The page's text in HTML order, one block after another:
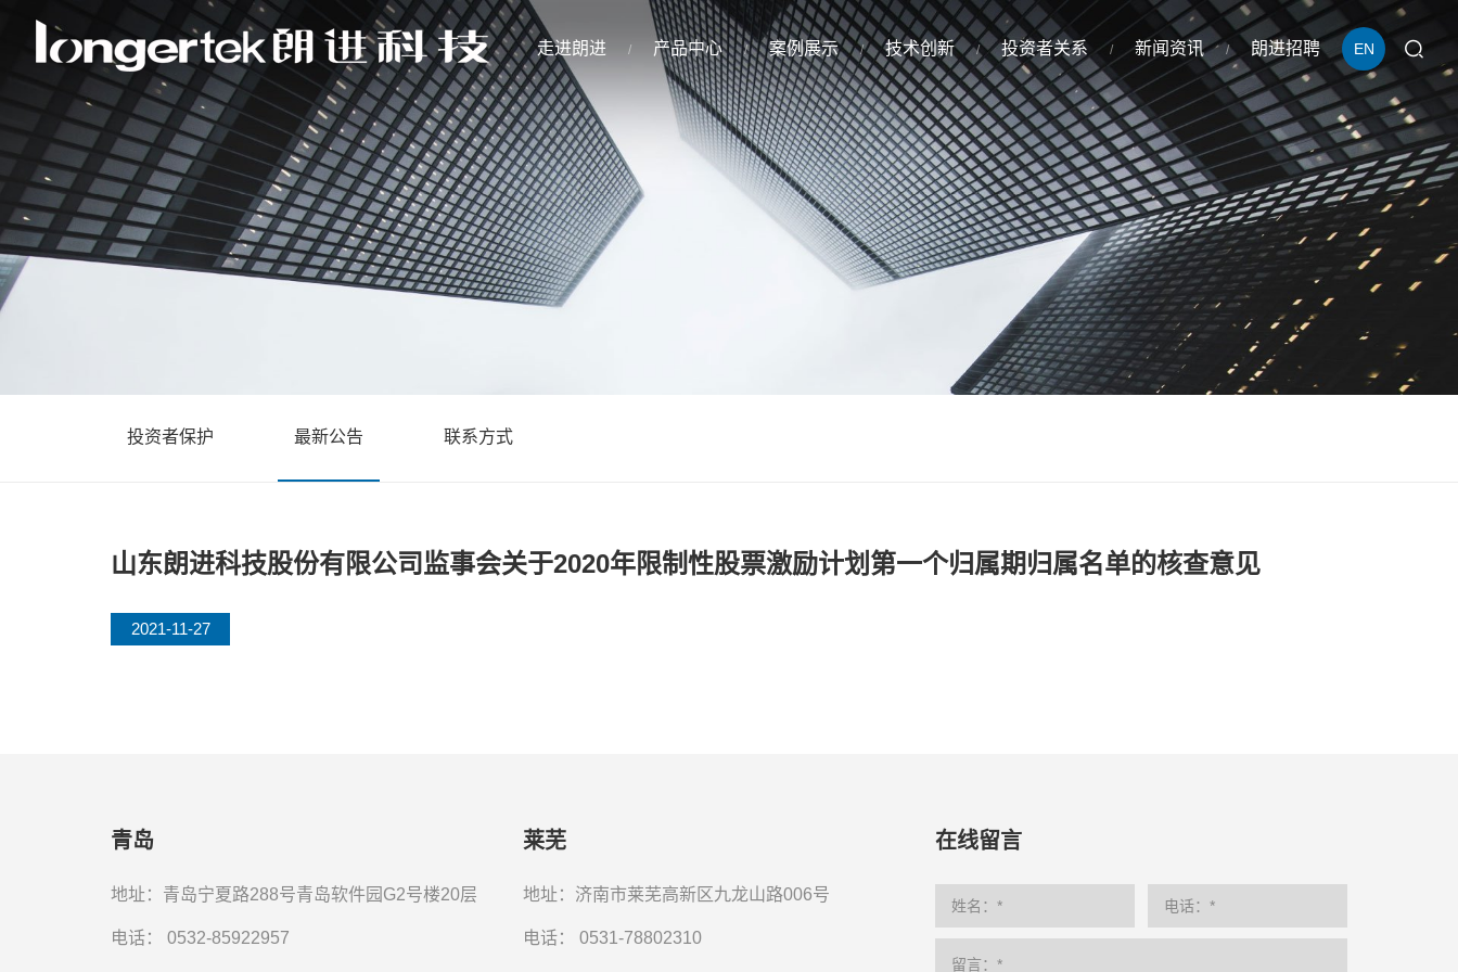
EN
走进朗进 产品中心 案例展示 技术创新 投资者关系 新闻资讯 朗进招聘
投资者保护 最新公告 联系方式
山东朗进科技股份有限公司监事会关于2020年限制性股票激励计划第一个归属期归属名单的核查意见
2021-11-27
青岛
地址：青岛宁夏路288号青岛软件园G2号楼20层
电话： 0532-85922957
莱芜
地址：济南市莱芜高新区九龙山路006号
电话：0531-78802310
在线留言